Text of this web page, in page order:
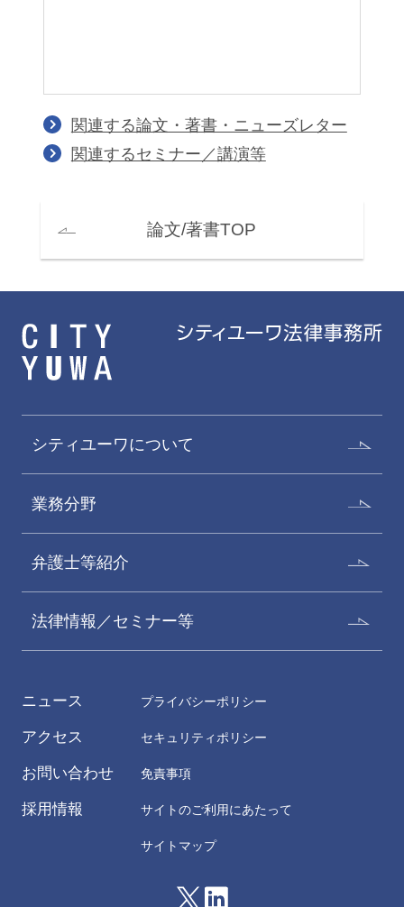
関連する論文・著書・ニューズレター
関連するセミナー／講演等
論文/著書TOP
シティユーワについて
業務分野
弁護士等紹介
法律情報／セミナー等
ニュース
アクセス
お問い合わせ
採用情報
プライバシーポリシー
セキュリティポリシー
免責事項
サイトのご利用にあたって
サイトマップ